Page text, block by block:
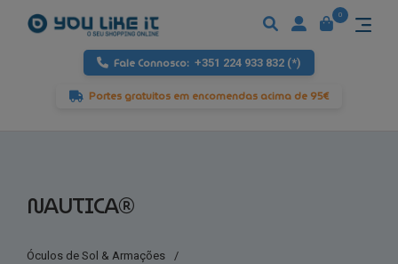
Fale Connosco: +351 224 933 832 (*)
Portes gratuitos em encomendas acima de 95€
0
NAUTICA®
Óculos de Sol & Armações
/